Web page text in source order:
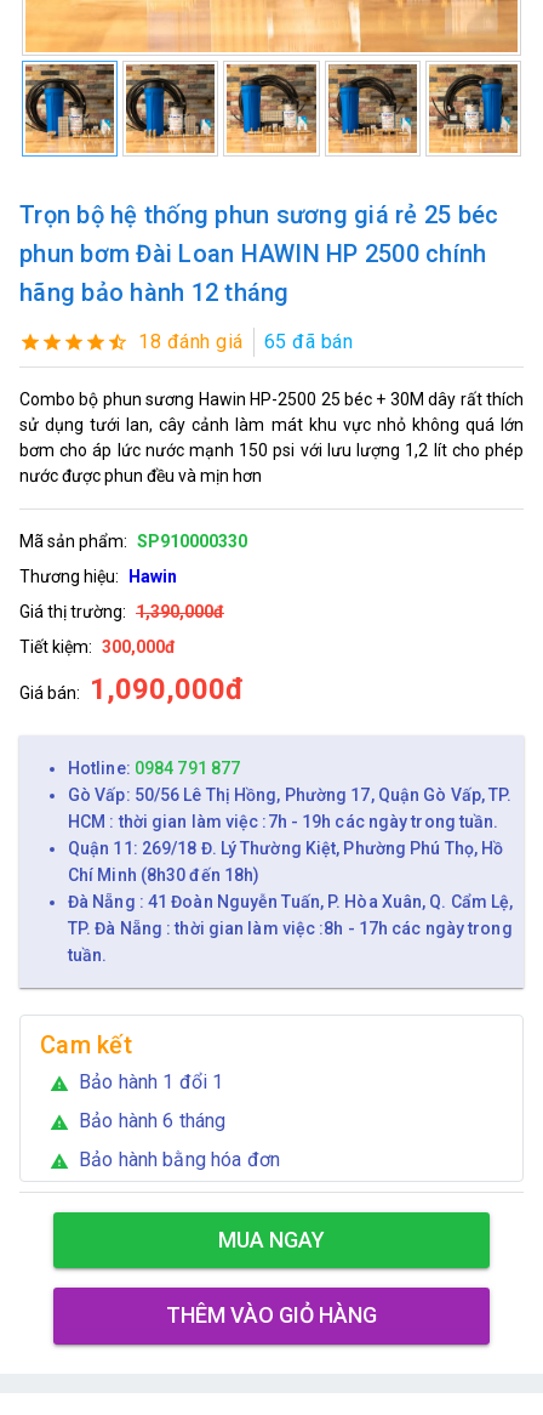
Trọn bộ hệ thống phun sương giá rẻ 25 béc
phun bơm Đài Loan HAWIN HP 2500 chính
hãng bảo hành 12 tháng
18 đánh giá 65 đã bán
Combo bộ phun sương Hawin HP-2500 25 béc + 30M dây rất thích
sử dụng tưới lan, cây cảnh làm mát khu vực nhỏ không quá lớn
bơm cho áp lức nước mạnh 150 psi với lưu lượng 1,2 lít cho phép
nước được phun đều và mịn hơn
Mã sản phẩm: SP910000330
Thương hiệu:
Hawin
Giá thị trường: 1,390,000đ
Tiết kiệm: 300,000đ
Giá bán: 1,090,000đ
Hotline: 0984 791 877
Gò Vấp: 50/56 Lê Thị Hồng, Phường 17, Quận Gò Vấp, TP.
HCM : thời gian làm việc :7h - 19h các ngày trong tuần.
Quận 11: 269/18 Đ. Lý Thường Kiệt, Phường Phú Thọ, Hồ
Chí Minh (8h30 đến 18h)
Đà Nẵng : 41 Đoàn Nguyễn Tuấn, P. Hòa Xuân, Q. Cẩm Lệ,
TP. Đà Nẵng : thời gian làm việc :8h - 17h các ngày trong
tuần.
Cam kết
warning Bảo hành 1 đổi 1
warning Bảo hành 6 tháng
warning Bảo hành bằng hóa đơn
MUA NGAY
THÊM VÀO GIỎ HÀNG